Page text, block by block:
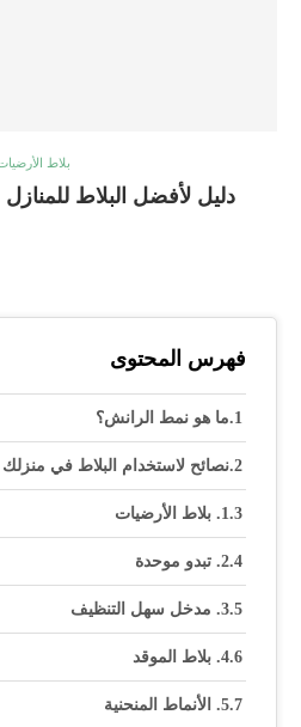
بلاط
دليل لأفضل البلاط
فهرس المحتوى
ما هو نمط الرانش؟
نصائح لاستخدام البلاط في
1. بلاط الأرضيات
2. تبدو موحدة
3. مدخل سهل التنظيف
4. بلاط الموقد
5. الأنماط المنحنية